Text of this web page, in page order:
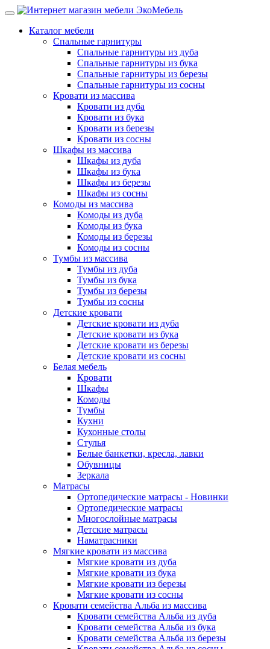
Каталог мебели
Спальные гарнитуры
Спальные гарнитуры из дуба
Спальные гарнитуры из бука
Спальные гарнитуры из березы
Спальные гарнитуры из сосны
Кровати из массива
Кровати из дуба
Кровати из бука
Кровати из березы
Кровати из сосны
Шкафы из массива
Шкафы из дуба
Шкафы из бука
Шкафы из березы
Шкафы из сосны
Комоды из массива
Комоды из дуба
Комоды из бука
Комоды из березы
Комоды из сосны
Тумбы из массива
Тумбы из дуба
Тумбы из бука
Тумбы из березы
Тумбы из сосны
Детские кровати
Детские кровати из дуба
Детские кровати из бука
Детские кровати из березы
Детские кровати из сосны
Белая мебель
Кровати
Шкафы
Комоды
Тумбы
Кухни
Кухонные столы
Стулья
Белые банкетки, кресла, лавки
Обувницы
Зеркала
Матрасы
Ортопедические матрасы - Новинки
Ортопедические матрасы
Многослойные матрасы
Детские матрасы
Наматрасники
Мягкие кровати из массива
Мягкие кровати из дуба
Мягкие кровати из бука
Мягкие кровати из березы
Мягкие кровати из сосны
Кровати семейства Альба из массива
Кровати семейства Альба из дуба
Кровати семейства Альба из бука
Кровати семейства Альба из березы